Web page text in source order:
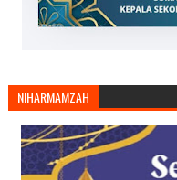
NIHARMAMZAH